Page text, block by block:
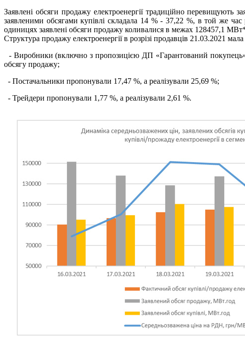
Заявлені обсяги продажу електроенергії традиційно перевищують
заявленими обсягами купівлі складала 14 % - 37,22 %, в той же
одиницях заявлені обсяги продажу коливалися в межах 128457,1
Структура продажу електроенергії в розрізі продавців 21.03.2021
- Виробники (включно з пропозицією ДП «Гарантований
обсягу продажу;
- Постачальники пропонували 17,47 %, а реалізували 25,69 %;
- Трейдери пропонували 1,77 %, а реалізували 2,61 %.